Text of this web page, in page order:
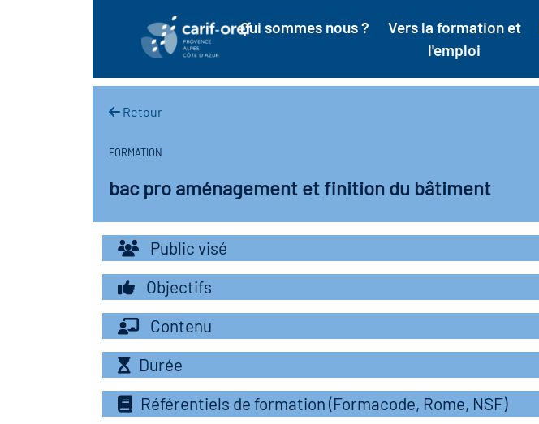
Qui sommes nous ?
Vers la formation et
l'emploi
Retour
FORMATION
bac pro aménagement et finition du bâtiment
Public visé
Objectifs
Contenu
Durée
Référentiels de formation (Formacode, Rome, NSF)